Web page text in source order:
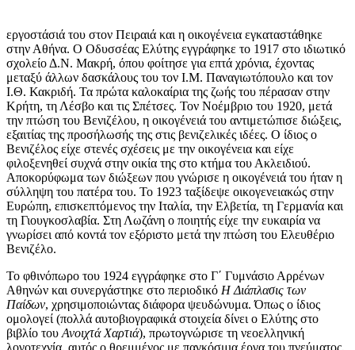
εργοστάσιά του στον Πειραιά και η οικογένεια εγκαταστάθηκε
στην Αθήνα. O Οδυσσέας Ελύτης εγγράφηκε το 1917 στο ιδιωτικό
σχολείο Δ.Ν. Μακρή, όπου φοίτησε για επτά χρόνια, έχοντας
μεταξύ άλλων δασκάλους του τον Ι.Μ. Παναγιωτόπουλο και τον
Ι.Θ. Κακριδή. Τα πρώτα καλοκαίρια της ζωής του πέρασαν στην
Κρήτη, τη Λέσβο και τις Σπέτσες. Τον Νοέμβριο του 1920, μετά
την πτώση του Βενιζέλου, η οικογένειά του αντιμετώπισε διώξεις,
εξαιτίας της προσήλωσής της στις βενιζελικές ιδέες. Ο ίδιος ο
Βενιζέλος είχε στενές σχέσεις με την οικογένεια και είχε
φιλοξενηθεί συχνά στην οικία της στο κτήμα του Ακλειδιού.
Αποκορύφωμα των διώξεων που γνώρισε η οικογένειά του ήταν η
σύλληψη του πατέρα του. Το 1923 ταξίδεψε οικογενειακώς στην
Ευρώπη, επισκεπτόμενος την Ιταλία, την Ελβετία, τη Γερμανία και
τη Γιουγκοσλαβία. Στη Λωζάνη ο ποιητής είχε την ευκαιρία να
γνωρίσει από κοντά τον εξόριστο μετά την πτώση του Ελευθέριο
Βενιζέλο.
Το φθινόπωρο του 1924 εγγράφηκε στο Γ΄ Γυμνάσιο Αρρένων
Αθηνών και συνεργάστηκε στο περιοδικό Η Διάπλασις των
Παίδων, χρησιμοποιώντας διάφορα ψευδώνυμα. Όπως ο ίδιος
ομολογεί (πολλά αυτοβιογραφικά στοιχεία δίνει ο Ελύτης στο
βιβλίο του Ανοιχτά Χαρτιά), πρωτογνώρισε τη νεοελληνική
λογοτεχνία, αυτός ο θρεμμένος με παγκόσμια έργα του πνεύματος,